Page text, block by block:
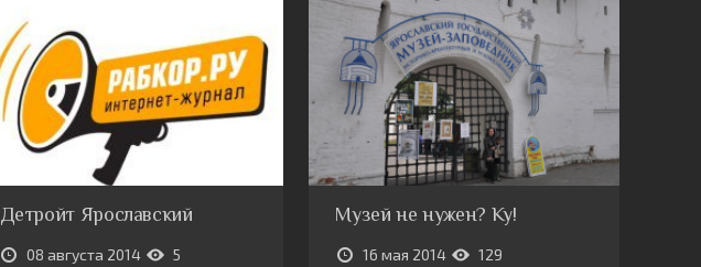
Детройт Ярославский
08 августа 2014 5
Музей не нужен? Ку!
16 мая 2014 129